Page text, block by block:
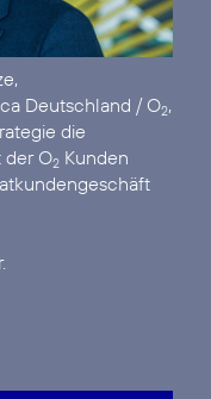
Deutschland / O2,
die
der O2 Kunden